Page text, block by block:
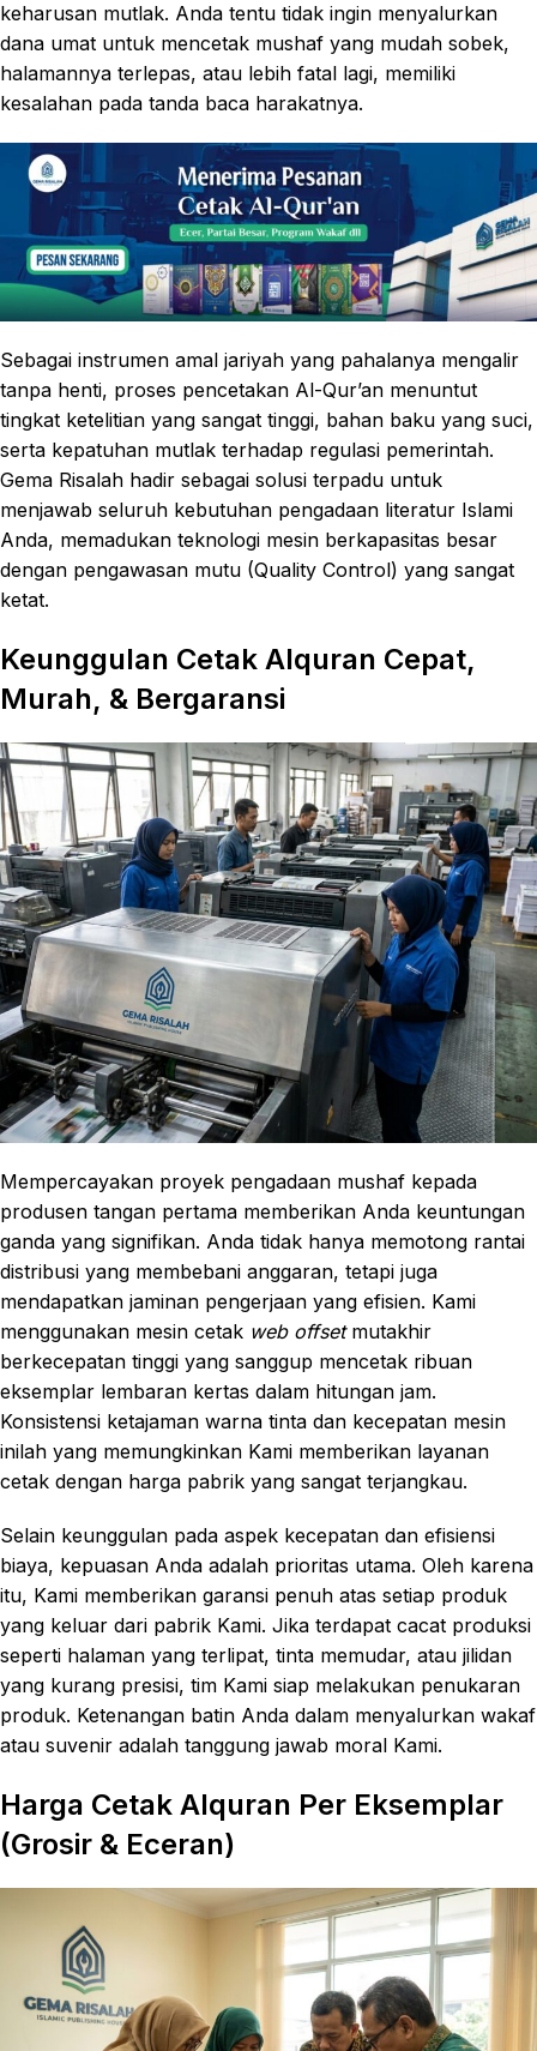
keharusan mutlak. Anda tentu tidak ingin menyalurkan
dana umat untuk mencetak mushaf yang mudah sobek,
halamannya terlepas, atau lebih fatal lagi, memiliki
kesalahan pada tanda baca harakatnya.
Sebagai instrumen amal jariyah yang pahalanya mengalir
tanpa henti, proses pencetakan Al-Qur’an menuntut
tingkat ketelitian yang sangat tinggi, bahan baku yang suci,
serta kepatuhan mutlak terhadap regulasi pemerintah.
Gema Risalah hadir sebagai solusi terpadu untuk
menjawab seluruh kebutuhan pengadaan literatur Islami
Anda, memadukan teknologi mesin berkapasitas besar
dengan pengawasan mutu (Quality Control) yang sangat
ketat.
Keunggulan Cetak Alquran Cepat,
Murah, & Bergaransi
Mempercayakan proyek pengadaan mushaf kepada
produsen tangan pertama memberikan Anda keuntungan
ganda yang signifikan. Anda tidak hanya memotong rantai
distribusi yang membebani anggaran, tetapi juga
mendapatkan jaminan pengerjaan yang efisien. Kami
menggunakan mesin cetak web offsetmutakhir
berkecepatan tinggi yang sanggup mencetak ribuan
eksemplar lembaran kertas dalam hitungan jam.
Konsistensi ketajaman warna tinta dan kecepatan mesin
inilah yang memungkinkan Kami memberikan layanan
cetak dengan harga pabrik yang sangat terjangkau.
Selain keunggulan pada aspek kecepatan dan efisiensi
biaya, kepuasan Anda adalah prioritas utama. Oleh karena
itu, Kami memberikan garansi penuh atas setiap produk
yang keluar dari pabrik Kami. Jika terdapat cacat produksi
seperti halaman yang terlipat, tinta memudar, atau jilidan
yang kurang presisi, tim Kami siap melakukan penukaran
produk. Ketenangan batin Anda dalam menyalurkan wakaf
atau suvenir adalah tanggung jawab moral Kami.
Harga Cetak Alquran Per Eksemplar
(Grosir & Eceran)